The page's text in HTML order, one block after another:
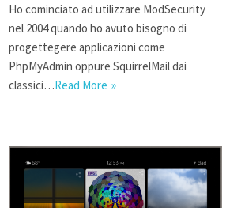
Ho cominciato ad utilizzare ModSecurity
nel 2004 quando ho avuto bisogno di
progettegere applicazioni come
PhpMyAdmin oppure SquirrelMail dai
classici…Read More